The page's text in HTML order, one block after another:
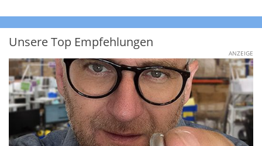
Unsere Top Empfehlungen
ANZEIGE